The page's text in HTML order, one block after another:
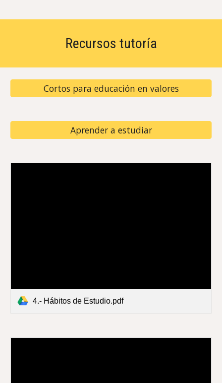
Recursos tutoría
Cortos para educación en valores
Aprender a estudiar
4.- Hábitos de Estudio.pdf